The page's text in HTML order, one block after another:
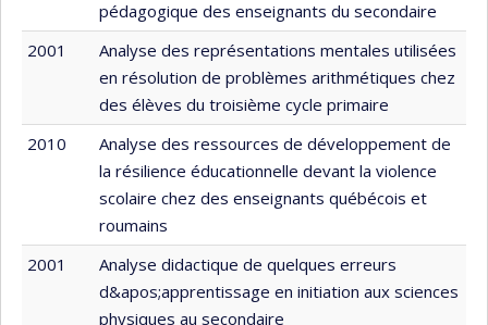
pédagogique des enseignants du secondaire
2001
Analyse des représentations mentales utilisées
en résolution de problèmes arithmétiques chez
des élèves du troisième cycle primaire
2010
Analyse des ressources de développement de
la résilience éducationnelle devant la violence
scolaire chez des enseignants québécois et
roumains
2001
Analyse didactique de quelques erreurs
d&apos;apprentissage en initiation aux sciences
physiques au secondaire